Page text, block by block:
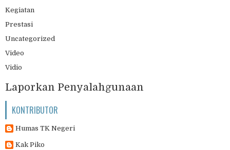
Kegiatan
Prestasi
Uncategorized
Video
Vidio
Laporkan Penyalahgunaan
KONTRIBUTOR
Humas TK Negeri
Kak Piko